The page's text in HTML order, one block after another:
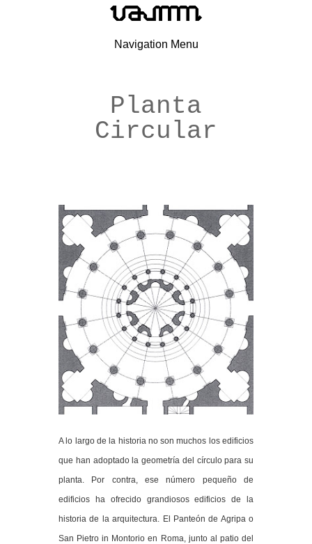
Navigation Menu
Planta
Circular
A lo largo de la historia no son muchos los edificios
que han adoptado la geometría del círculo para su
planta. Por contra, ese número pequeño de
edificios ha ofrecido grandiosos edificios de la
historia de la arquitectura. El Panteón de Agripa o
San Pietro in Montorio en Roma, junto al patio del